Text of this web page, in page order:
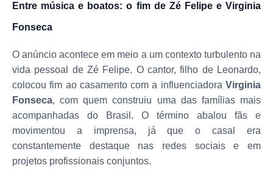
Entre música e boatos: o fim de Zé Felipe e Virginia
Fonseca
O anúncio acontece em meio a um contexto turbulento na
vida pessoal de Zé Felipe. O cantor, filho de Leonardo,
colocou fim ao casamento com a influenciadora Virginia
Fonseca, com quem construiu uma das famílias mais
acompanhadas do Brasil. O término abalou fãs e
movimentou a imprensa, já que o casal era
constantemente destaque nas redes sociais e em
projetos profissionais conjuntos.